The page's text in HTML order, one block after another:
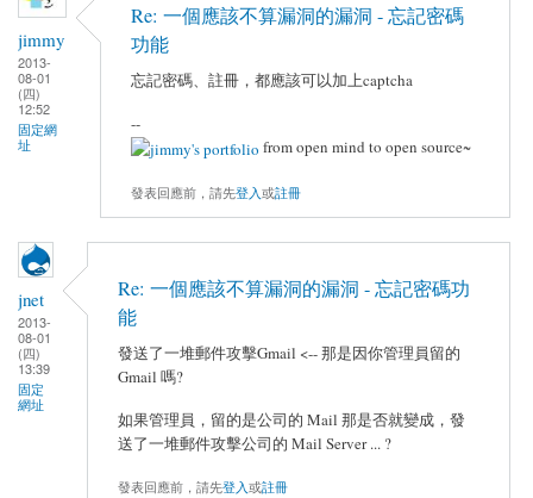
jimmy
2013-
08-01
(四)
12:52
固定網
址
Re: 一個應該不算漏洞的漏洞 - 忘記密碼
功能
忘記密碼、註冊，都應該可以加上captcha
--
from open mind to open source~
發表回應前，請先登入或註冊
jnet
2013-
08-01
(四)
13:39
固定
網址
Re: 一個應該不算漏洞的漏洞 - 忘記密碼功
能
發送了一堆郵件攻擊Gmail <-- 那是因你管理員留的
Gmail 嗎?
如果管理員，留的是公司的 Mail 那是否就變成，發
送了一堆郵件攻擊公司的 Mail Server ... ?
發表回應前，請先登入或註冊